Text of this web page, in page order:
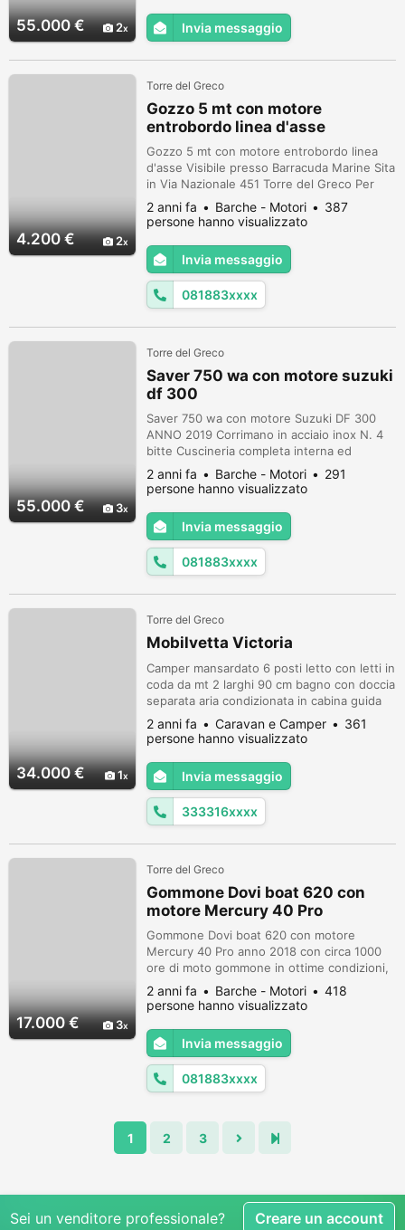
55.000 € 2 Invia messaggio
4.200 € 2
Torre del Greco
Gozzo 5 mt con motore
entrobordo linea d'asse
Gozzo 5 mt con motore entrobordo linea
d'asse Visibile presso Barracuda Marine Sita
in Via Nazionale 451 Torre del Greco Per
info 0818835725 e-mail:
info@nauticabottino.com
2 anni fa Barche - Motori
387
persone hanno visualizzato
Invia messaggio
081883xxxx
55.000 € 3
Torre del Greco
Saver 750 wa con motore suzuki
df 300
Saver 750 wa con motore Suzuki DF 300
ANNO 2019 Corrimano in acciaio inox N. 4
bitte Cuscineria completa interna ed
esterna Volante Pannello elettrico con
interruttori e fusibili separati Musone di
prua Parabrezza N. 3 anelli alaggio N. 2
tasche laterali portaoggetti Sedile guida a 2
postazioni abbattibile con pavone
sottostante Lavandino sotto sedile guida ...
2 anni fa Barche - Motori
291
persone hanno visualizzato
Invia messaggio
081883xxxx
34.000 € 1
Torre del Greco
Mobilvetta Victoria
Camper mansardato 6 posti letto con letti in
coda da mt 2 larghi 90 cm bagno con doccia
separata aria condizionata in cabina guida
turbovent centrale e due aperture a soffitto
vano x due bombole tv a scomparsa dinetta
trasformabile a letto matrimoniale mobili in
perfette condizioni vetri + zanzariere
integre collaudi effettuati nel 2023 cambio
filtri olio no...
2 anni fa Caravan e Camper
361
persone hanno visualizzato
Invia messaggio
333316xxxx
17.000 € 3
Torre del Greco
Gommone Dovi boat 620 con
motore Mercury 40 Pro
Gommone Dovi boat 620 con motore
Mercury 40 Pro anno 2018 con circa 1000
ore di moto gommone in ottime condizioni,
dotato di impianto stereo boss, impianto
doccia, tendalino in alluminio, impianto
carburante, timoneria idraulica, cuscineria,
scaletta Motore già tagliandato. Per info
0818835725
2 anni fa Barche - Motori
418
persone hanno visualizzato
Invia messaggio
081883xxxx
1 2 3
Sei un venditore professionale? Creare un account